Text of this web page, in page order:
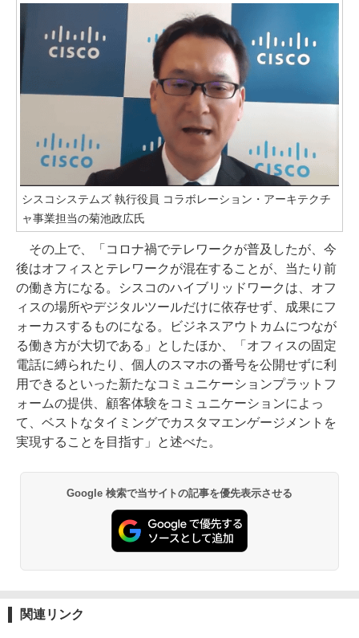
シスコシステムズ 執行役員 コラボレーション・アーキテクチ
ャ事業担当の菊池政広氏
その上で、「コロナ禍でテレワークが普及したが、今
後はオフィスとテレワークが混在することが、当たり前
の働き方になる。シスコのハイブリッドワークは、オフ
ィスの場所やデジタルツールだけに依存せず、成果にフ
ォーカスするものになる。ビジネスアウトカムにつなが
る働き方が大切である」としたほか、「オフィスの固定
電話に縛られたり、個人のスマホの番号を公開せずに利
用できるといった新たなコミュニケーションプラットフ
ォームの提供、顧客体験をコミュニケーションによっ
て、ベストなタイミングでカスタマエンゲージメントを
実現することを目指す」と述べた。
Google 検索で当サイトの記事を優先表示させる
関連リンク